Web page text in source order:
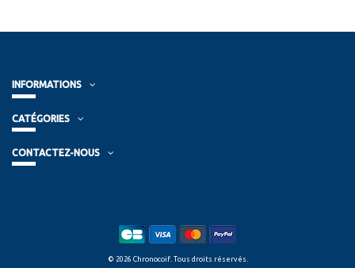
INFORMATIONS
CATÉGORIES
CONTACTEZ-NOUS
© 2026 Chronocoif. Tous droits réservés.